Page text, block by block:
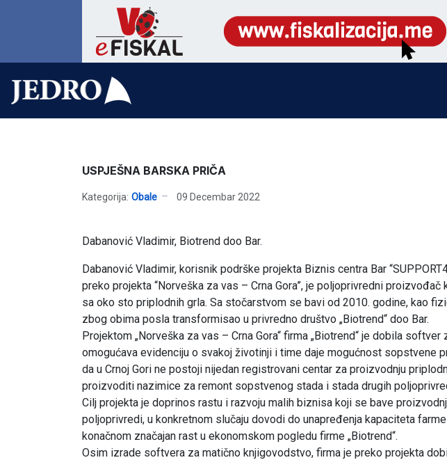
USPJEŠNA BARSKA PRIČA
Kategorija: Obale 09 Decembar 2022
Dabanović Vladimir, Biotrend doo Bar.
Dabanović Vladimir, korisnik podrške projekta Biznis centra Bar
preko projekta “Norveška za vas – Crna Gora”, je poljoprivredni
sa oko sto priplodnih grla. Sa stočarstvom se bavi od 2010. godine, kao
zbog obima posla transformisao u privredno društvo „Biotrend“ doo Bar.
Projektom „Norveška za vas – Crna Gora“ firma „Biotrend“ je dobila
omogućava evidenciju o svakoj životinji i time daje mogućnost sopstvene
da u Crnoj Gori ne postoji nijedan registrovani centar za proizvodnju
proizvoditi nazimice za remont sopstvenog stada i stada drugih
Cilj projekta je doprinos rastu i razvoju malih biznisa koji se bave
poljoprivredi, u konkretnom slučaju dovodi do unapređenja kapaciteta
konačnom značajan rast u ekonomskom pogledu firme „Biotrend“.
Osim izrade softvera za matično knjigovodstvo, firma je preko projekta